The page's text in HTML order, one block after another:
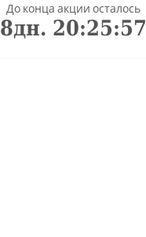
До конца акции осталось
8дн. 20:25:56